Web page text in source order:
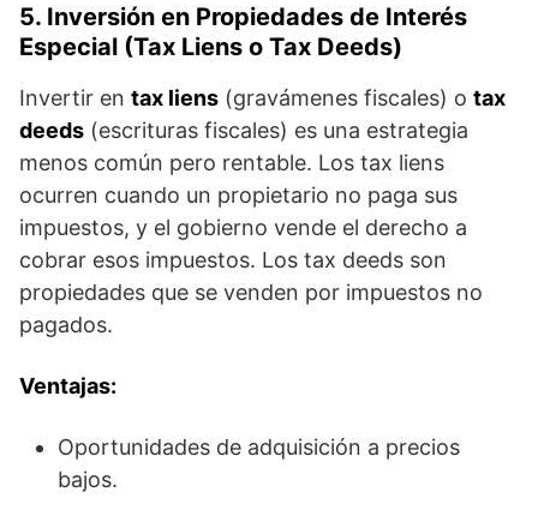
5. Inversión en Propiedades de Interés
Especial (Tax Liens o Tax Deeds)
Invertir en tax liens (gravámenes fiscales) o tax
deeds (escrituras fiscales) es una estrategia
menos común pero rentable. Los tax liens
ocurren cuando un propietario no paga sus
impuestos, y el gobierno vende el derecho a
cobrar esos impuestos. Los tax deeds son
propiedades que se venden por impuestos no
pagados.
Ventajas:
Oportunidades de adquisición a precios
bajos.